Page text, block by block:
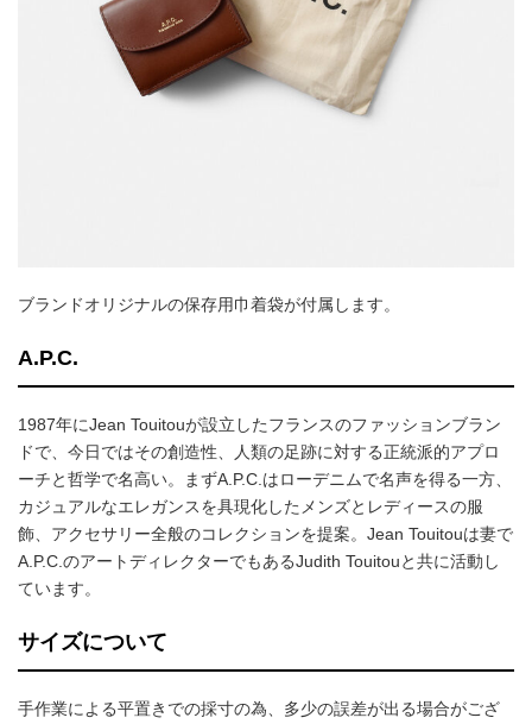
ブランドオリジナルの保存用巾着袋が付属します。
A.P.C.
1987年にJean Touitouが設立したフランスのファッションブラン
ドで、今日ではその創造性、人類の足跡に対する正統派的アプロ
ーチと哲学で名高い。まずA.P.C.はローデニムで名声を得る一方、
カジュアルなエレガンスを具現化したメンズとレディースの服
飾、アクセサリー全般のコレクションを提案。Jean Touitouは妻で
A.P.C.のアートディレクターでもあるJudith Touitouと共に活動し
ています。
サイズについて
手作業による平置きでの採寸の為、多少の誤差が出る場合がござ